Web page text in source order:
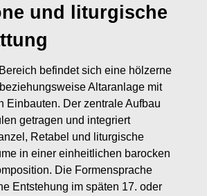
und liturgische
befindet sich eine hölzerne
Altaranlage mit
Einbauten. Der zentrale Aufbau
getragen und integriert
Retabel und liturgische
in einer einheitlichen barocken
Die Formensprache
Entstehung im späten 17. oder